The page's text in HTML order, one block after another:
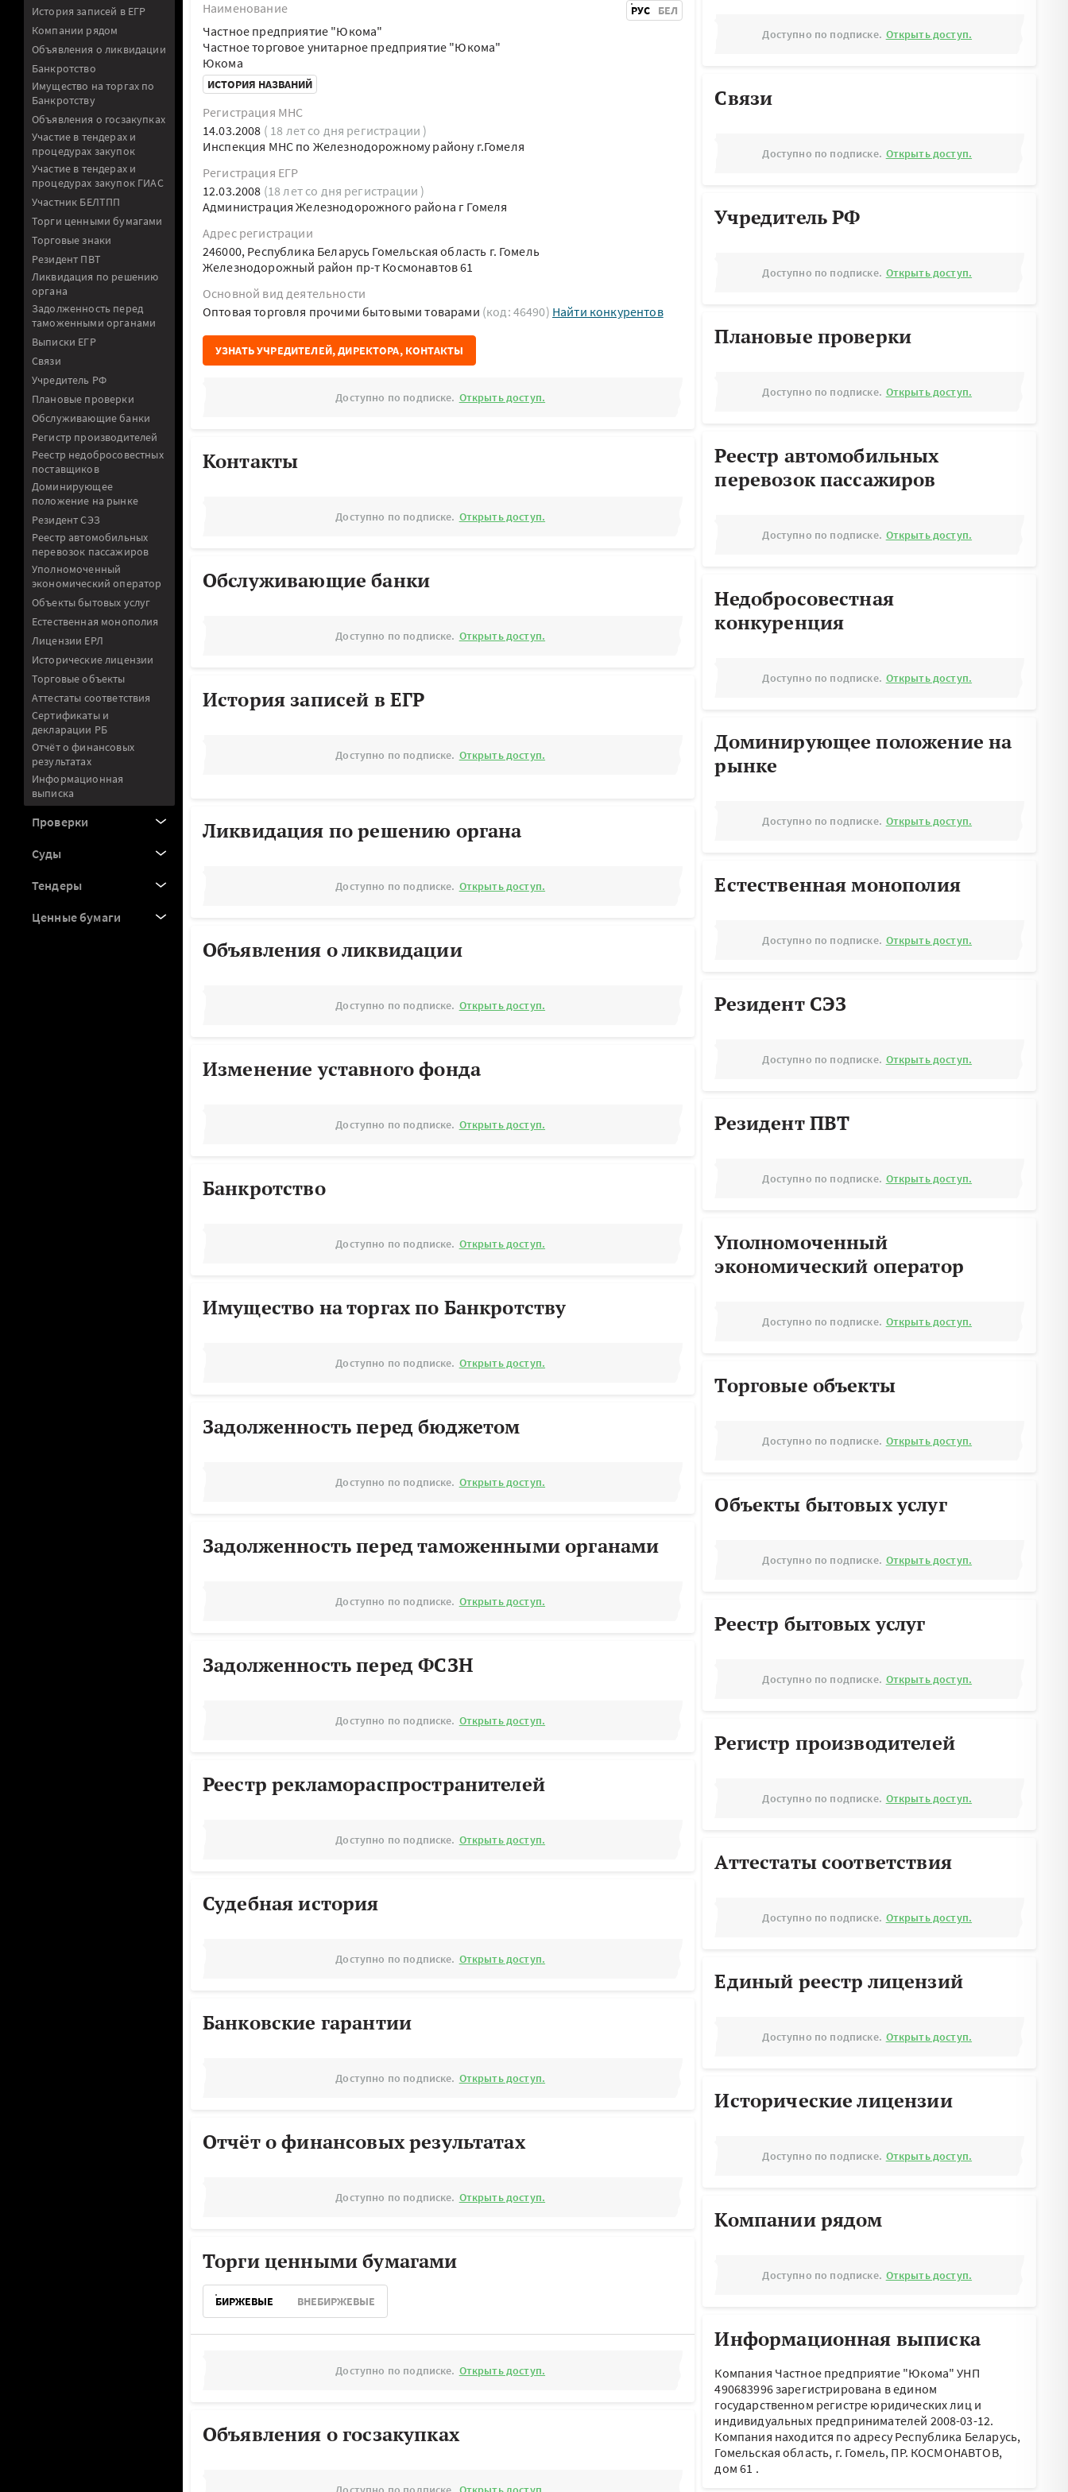
История записей в ЕГР
Компании рядом
Объявления о ликвидации
Банкротство
Имущество на торгах по
Банкротству
Объявления о госзакупках
Участие в тендерах и
процедурах закупок
Участие в тендерах и
процедурах закупок ГИАС
Участник БЕЛТПП
Торги ценными бумагами
Торговые знаки
Резидент ПВТ
Ликвидация по решению
органа
Задолженность перед
таможенными органами
Выписки ЕГР
Связи
Учредитель РФ
Плановые проверки
Обслуживающие банки
Регистр производителей
Реестр недобросовестных
поставщиков
Доминирующее
положение на рынке
Резидент СЭЗ
Реестр автомобильных
перевозок пассажиров
Уполномоченный
экономический оператор
Объекты бытовых услуг
Естественная монополия
Лицензии ЕРЛ
Исторические лицензии
Торговые объекты
Аттестаты соответствия
Сертификаты и
декларации РБ
Отчёт о финансовых
результатах
Информационная
выписка
Проверки
Суды
Тендеры
Ценные бумаги
Наименование
РУС БЕЛ
Частное предприятие "Юкома"
Частное торговое унитарное предприятие "Юкома"
Юкома
ИСТОРИЯ НАЗВАНИЙ
Регистрация МНС
14.03.2008 ( 18 лет со дня регистрации )
Инспекция МНС по Железнодорожному району г.Гомеля
Регистрация ЕГР
12.03.2008 (18 лет со дня регистрации )
Администрация Железнодорожного района г Гомеля
Адрес регистрации
246000, Республика Беларусь Гомельская область г. Гомель
Железнодорожный район пр-т Космонавтов 61
Основной вид деятельности
Оптовая торговля прочими бытовыми товарами (код: 46490) Найти конкурентов
УЗНАТЬ УЧРЕДИТЕЛЕЙ, ДИРЕКТОРА, КОНТАКТЫ
Доступно по подписке. Открыть доступ.
Контакты
Доступно по подписке. Открыть доступ.
Обслуживающие банки
Доступно по подписке. Открыть доступ.
История записей в ЕГР
Доступно по подписке. Открыть доступ.
Ликвидация по решению органа
Доступно по подписке. Открыть доступ.
Объявления о ликвидации
Доступно по подписке. Открыть доступ.
Изменение уставного фонда
Доступно по подписке. Открыть доступ.
Банкротство
Доступно по подписке. Открыть доступ.
Имущество на торгах по Банкротству
Доступно по подписке. Открыть доступ.
Задолженность перед бюджетом
Доступно по подписке. Открыть доступ.
Задолженность перед таможенными органами
Доступно по подписке. Открыть доступ.
Задолженность перед ФСЗН
Доступно по подписке. Открыть доступ.
Реестр рекламораспространителей
Доступно по подписке. Открыть доступ.
Судебная история
Доступно по подписке. Открыть доступ.
Банковские гарантии
Доступно по подписке. Открыть доступ.
Отчёт о финансовых результатах
Доступно по подписке. Открыть доступ.
Торги ценными бумагами
БИРЖЕВЫЕ ВНЕБИРЖЕВЫЕ
Доступно по подписке. Открыть доступ.
Объявления о госзакупках
Доступно по подписке. Открыть доступ.
Связи
Доступно по подписке. Открыть доступ.
Учредитель РФ
Доступно по подписке. Открыть доступ.
Плановые проверки
Доступно по подписке. Открыть доступ.
Реестр автомобильных
перевозок пассажиров
Доступно по подписке. Открыть доступ.
Недобросовестная
конкуренция
Доступно по подписке. Открыть доступ.
Доминирующее положение на
рынке
Доступно по подписке. Открыть доступ.
Естественная монополия
Доступно по подписке. Открыть доступ.
Резидент СЭЗ
Доступно по подписке. Открыть доступ.
Резидент ПВТ
Доступно по подписке. Открыть доступ.
Уполномоченный
экономический оператор
Доступно по подписке. Открыть доступ.
Торговые объекты
Доступно по подписке. Открыть доступ.
Объекты бытовых услуг
Доступно по подписке. Открыть доступ.
Реестр бытовых услуг
Доступно по подписке. Открыть доступ.
Регистр производителей
Доступно по подписке. Открыть доступ.
Аттестаты соответствия
Доступно по подписке. Открыть доступ.
Единый реестр лицензий
Доступно по подписке. Открыть доступ.
Исторические лицензии
Доступно по подписке. Открыть доступ.
Компании рядом
Доступно по подписке. Открыть доступ.
Информационная выписка
Компания Частное предприятие "Юкома" УНП
490683996 зарегистрирована в едином
государственном регистре юридических лиц и
индивидуальных предпринимателей 2008-03-12.
Компания находится по адресуРеспублика Беларусь,
Гомельская область, г. Гомель, ПР. КОСМОНАВТОВ,
дом 61 .